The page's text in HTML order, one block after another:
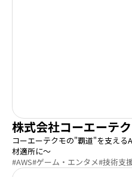
株式会社コーエーテ
コーエーテクモの"覇道"を支える
材適所に〜
#AWS#ゲーム・エンタメ#技術支